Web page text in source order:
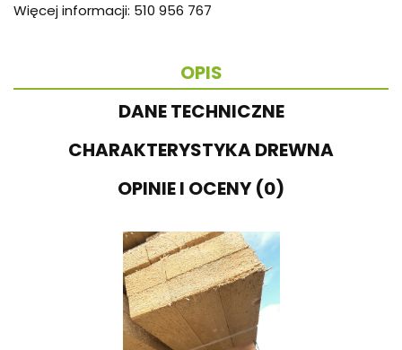
Więcej informacji: 510 956 767
OPIS
DANE TECHNICZNE
CHARAKTERYSTYKA DREWNA
OPINIE I OCENY (0)